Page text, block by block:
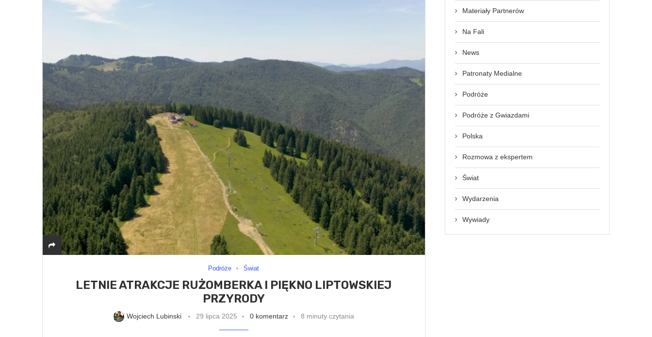
Podróże Świat
LETNIE ATRAKCJE RUŻOMBERKA I PIĘKNO LIPTOWSKIEJ
PRZYRODY
Wojciech Lubinski 29 lipca 2025 0 komentarz 8 minuty czytania
Materiały Partnerów
Na Fali
News
Patronaty Medialne
Podróże
Podróże z Gwiazdami
Polska
Rozmowa z ekspertem
Świat
Wydarzenia
Wywiady